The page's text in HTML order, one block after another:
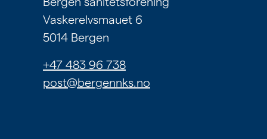
Om
tilbudene
Vaskerelvsmauet 6
5014 Bergen
+47 483 96 738
post@bergennks.no